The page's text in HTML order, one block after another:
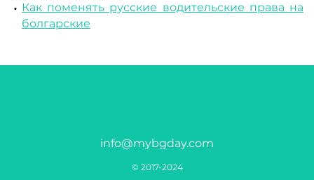
Как поменять русские водительские права на
болгарские
info@mybgday.com
© 2017-2024